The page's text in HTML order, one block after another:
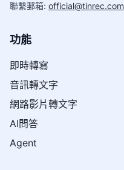
聯繫郵箱: official@tinrec.com
功能
即時轉寫
音訊轉文字
網路影片轉文字
AI問答
Agent